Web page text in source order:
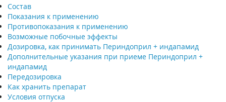
Состав
Показания к применению
Противопоказания к применению
Возможные побочные эффекты
Дозировка, как принимать Периндоприл + индапамид
Дополнительные указания при приеме Периндоприл +
индапамид
Передозировка
Как хранить препарат
Условия отпуска